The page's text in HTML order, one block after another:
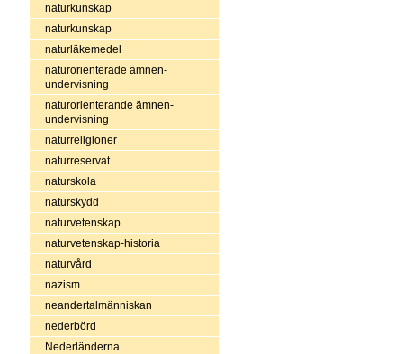
naturkunskap
naturkunskap
naturläkemedel
naturorienterade ämnen-
undervisning
naturorienterande ämnen-
undervisning
naturreligioner
naturreservat
naturskola
naturskydd
naturvetenskap
naturvetenskap-historia
naturvård
nazism
neandertalmänniskan
nederbörd
Nederländerna